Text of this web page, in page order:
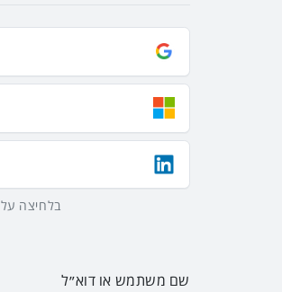
בלחיצה על Google, Microsoft וLinkedIn באמצעות הכפתורים שלמעלה אתם מסכימים ל
שם משתמש או דוא״ל